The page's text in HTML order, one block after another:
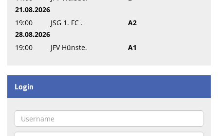
21.08.2026
19:00
JSG 1. FC .
A2
28.08.2026
19:00
JFV Hünste. A1
Login